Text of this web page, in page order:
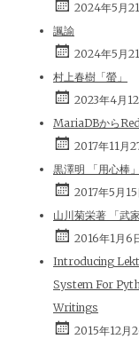
2024年5月
諷諭
2024年5月
村上春樹「螢」
2023年4月
MariaDBから
2017年11月
黒澤明 「用心棒
2017年5月
山川菊栄著 「武
2016年1月6
Introducing
System For
Writings
2015年12月